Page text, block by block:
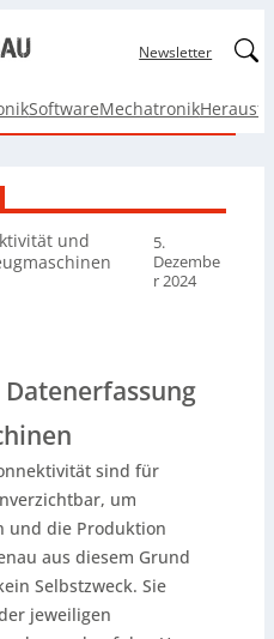
Newsletter
SoftwareMechatronik
und
5.
Dezembe
r 2024
sind für
um
und die Produktion
aus diesem Grund
Selbstzweck. Sie
jeweiligen